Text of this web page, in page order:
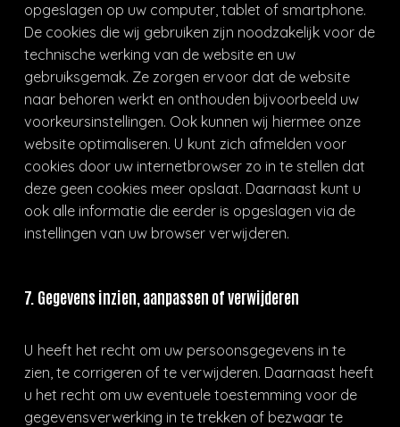
opgeslagen op uw computer, tablet of smartphone.
De cookies die wij gebruiken zijn noodzakelijk voor de
technische werking van de website en uw
gebruiksgemak. Ze zorgen ervoor dat de website
naar behoren werkt en onthouden bijvoorbeeld uw
voorkeursinstellingen. Ook kunnen wij hiermee onze
website optimaliseren. U kunt zich afmelden voor
cookies door uw internetbrowser zo in te stellen dat
deze geen cookies meer opslaat. Daarnaast kunt u
ook alle informatie die eerder is opgeslagen via de
instellingen van uw browser verwijderen.
7. Gegevens inzien, aanpassen of verwijderen
U heeft het recht om uw persoonsgegevens in te
zien, te corrigeren of te verwijderen. Daarnaast heeft
u het recht om uw eventuele toestemming voor de
gegevensverwerking in te trekken of bezwaar te